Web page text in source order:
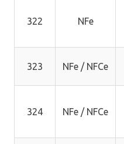
322 NFe
323 NFe / NFCe
324 NFe / NFCe